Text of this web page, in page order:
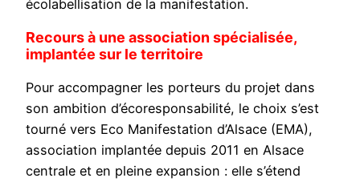
écolabellisation de la manifestation.
Recours à une association spécialisée,
implantée sur le territoire
Pour accompagner les porteurs du projet dans
son ambition d’écoresponsabilité, le choix s’est
tourné vers Eco Manifestation d’Alsace (EMA),
association implantée depuis 2011 en Alsace
centrale et en pleine expansion : elle s’étend